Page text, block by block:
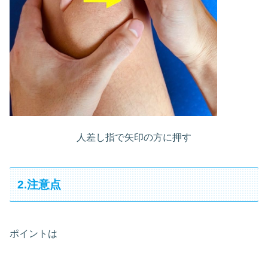
人差し指で矢印の方に押す
2.注意点
ポイントは